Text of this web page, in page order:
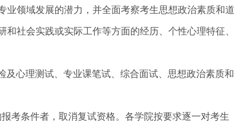
业领域发展的潜力，并全面考察考生思想政治素质和道
社会实践或实际工作等方面的经历、个性心理特征、
及心理测试、 专业课笔试、综合面试、思想政治素质和
考条件者，取消复试资格。各学院按要求逐一对考生